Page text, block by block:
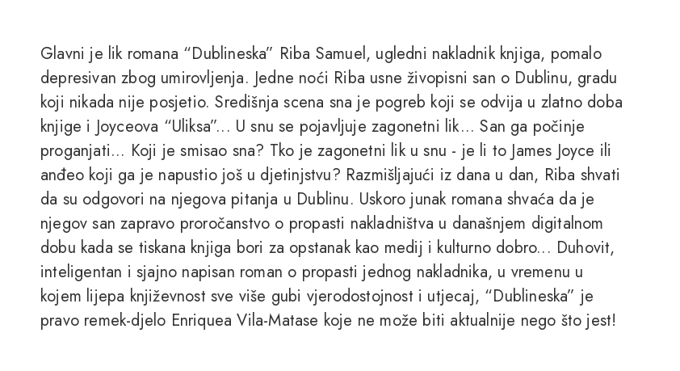
Glavni je lik romana “Dublineska” Riba Samuel, ugledni nakladnik knjiga, pomalo
depresivan zbog umirovljenja. Jedne noći Riba usne živopisni san o Dublinu, gradu
koji nikada nije posjetio. Središnja scena sna je pogreb koji se odvija u zlatno doba
knjige i Joyceova “Uliksa”... U snu se pojavljuje zagonetni lik... San ga počinje
proganjati... Koji je smisao sna? Tko je zagonetni lik u snu - je li to James Joyce ili
anđeo koji ga je napustio još u djetinjstvu? Razmišljajući iz dana u dan, Riba shvati
da su odgovori na njegova pitanja u Dublinu. Uskoro junak romana shvaća da je
njegov san zapravo proročanstvo o propasti nakladništva u današnjem digitalnom
dobu kada se tiskana knjiga bori za opstanak kao medij i kulturno dobro... Duhovit,
inteligentan i sjajno napisan roman o propasti jednog nakladnika, u vremenu u
kojem lijepa književnost sve više gubi vjerodostojnost i utjecaj, “Dublineska” je
pravo remek-djelo Enriquea Vila-Matase koje ne može biti aktualnije nego što jest!